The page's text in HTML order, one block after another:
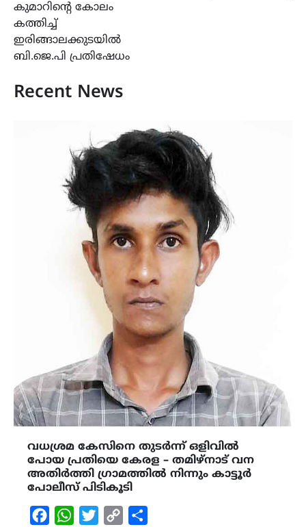
കുമാറിന്റെ കോലം
കത്തിച്ച്
ഇരിങ്ങാലക്കുടയിൽ
ബി.ജെ.പി പ്രതിഷേധം
Recent News
വധശ്രമ കേസിനെ തുടർന്ന് ഒളിവിൽ
പോയ പ്രതിയെ കേരള – തമിഴ്നാട് വന
അതിർത്തി ഗ്രാമത്തിൽ നിന്നും കാട്ടൂർ
പോലീസ് പിടികൂടി
FacebookWhatsAppTwitterCopy